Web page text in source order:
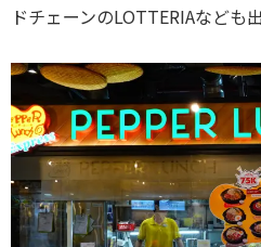
ドチェーンのLOTTERIAなども